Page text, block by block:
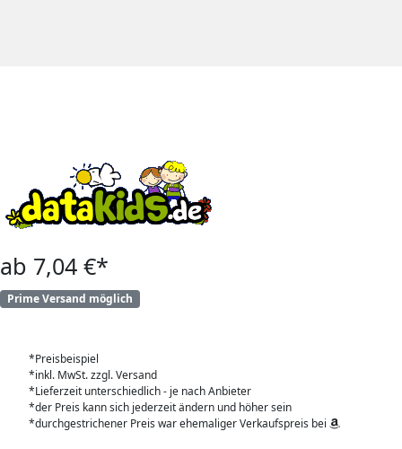
ab 7,04 €*
Prime Versand möglich
*Preisbeispiel
*inkl. MwSt. zzgl. Versand
*Lieferzeit unterschiedlich - je nach Anbieter
*der Preis kann sich jederzeit ändern und höher sein
*durchgestrichener Preis war ehemaliger Verkaufspreis bei